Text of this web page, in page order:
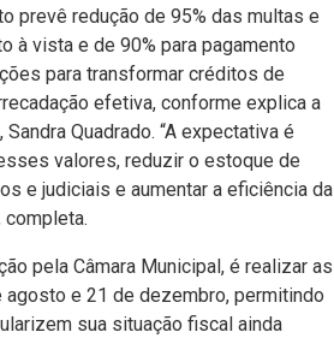
prevê redução de 95% das multas e
à vista e de 90% para pagamento
para transformar créditos de
efetiva, conforme explica a
Quadrado. “A expectativa é
valores, reduzir o estoque de
e judiciais e aumentar a eficiência da
completa.
pela Câmara Municipal, é realizar as
agosto e 21 de dezembro, permitindo
sua situação fiscal ainda